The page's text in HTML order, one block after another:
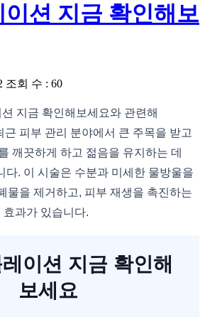
션 지금 확인해보
조회 수 : 60
지금 확인해보세요와 관련해
근 피부 관리 분야에서 큰 주목을 받고
깨끗하게 하고 젊음을 유지하는 데
다. 이 시술은 수분과 미세한 물방울을
물을 제거하고, 피부 재생을 촉진하는
효과가 있습니다.
이션 지금 확인해
보세요